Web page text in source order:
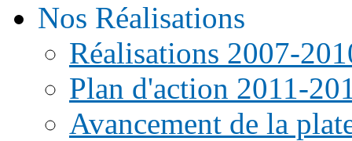
Nos Réalisations
Réalisations 2007-
Plan d'action 2011-
Avancement de la